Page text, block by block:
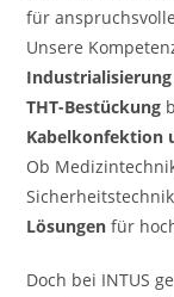
für
Unsere
Industrialisierung
THT-Bestückung
Kabelkonfektion
Ob
Lösungen für
Doch bei INTUS